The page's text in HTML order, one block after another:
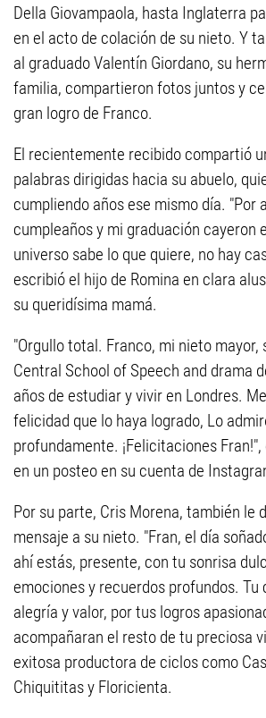
Della Giovampaola, hasta Inglaterra
en el acto de colación de su nieto. Y
al graduado Valentín Giordano, su
familia, compartieron fotos juntos y
gran logro de Franco.
El recientemente recibido compartió
palabras dirigidas hacia su abuelo,
cumpliendo años ese mismo día. "Por
cumpleaños y mi graduación cayeron
universo sabe lo que quiere, no hay
escribió el hijo de Romina en clara
su queridísima mamá.
"Orgullo total. Franco, mi nieto mayor,
Central School of Speech and drama
años de estudiar y vivir en Londres.
felicidad que lo haya logrado, Lo
profundamente. ¡Felicitaciones
en un posteo en su cuenta de
Por su parte, Cris Morena, también le
mensaje a su nieto. "Fran, el día
ahí estás, presente, con tu sonrisa
emociones y recuerdos profundos. Tu
alegría y valor, por tus logros
acompañaran el resto de tu preciosa
exitosa productora de ciclos como
Chiquititas y Floricienta.